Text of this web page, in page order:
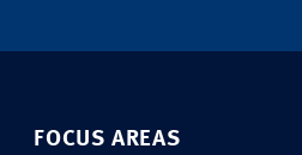
FOCUS AREAS